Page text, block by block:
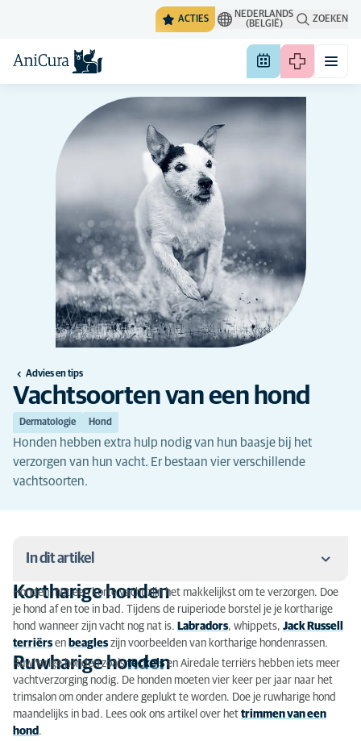
ACTIES
NEDERLANDS
(BELGIË)
ZOEKEN
Advies en tips
Vachtsoorten van een hond
Dermatologie Hond
Honden hebben extra hulp nodig van hun baasje bij het
verzorgen van hun vacht. Er bestaan vier verschillende
vachtsoorten.
In dit artikel
Kortharige honden
Ruwharige honden
Langharige honden
Honden met een bijzondere vacht
Kortharige honden
Honden met een korte vacht zijn het makkelijkst om te verzorgen. Doe
je hond af en toe in bad. Tijdens de ruiperiode borstel je je kortharige
hond wanneer zijn vacht nog nat is. Labradors, whippets, Jack Russell
terriërsen beagleszijn voorbeelden van kortharige hondenrassen.
Ruwharige honden
Ruwharige honden zoalsteckelsen Airedale terriërs hebben iets meer
vachtverzorging nodig. De honden moeten vier keer per jaar naar het
trimsalon om onder andere geplukt te worden. Doe je ruwharige hond
maandelijks in bad. Lees ook ons artikel over het trimmen van een
hond .